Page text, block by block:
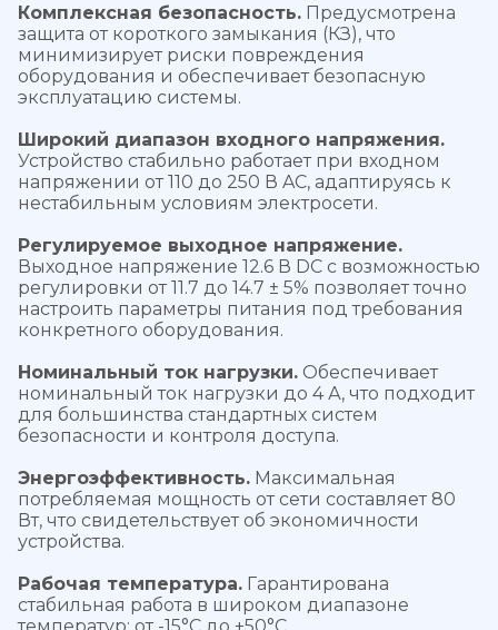
Комплексная безопасность. Предусмотрена
защита от короткого замыкания (КЗ), что
минимизирует риски повреждения
оборудования и обеспечивает безопасную
эксплуатацию системы.
Широкий диапазон входного напряжения.
Устройство стабильно работает при входном
напряжении от 110 до 250 В AC, адаптируясь к
нестабильным условиям электросети.
Регулируемое выходное напряжение.
Выходное напряжение 12.6 В DC с возможностью
регулировки от 11.7 до 14.7 ± 5% позволяет точно
настроить параметры питания под требования
конкретного оборудования.
Номинальный ток нагрузки. Обеспечивает
номинальный ток нагрузки до 4 А, что подходит
для большинства стандартных систем
безопасности и контроля доступа.
Энергоэффективность. Максимальная
потребляемая мощность от сети составляет 80
Вт, что свидетельствует об экономичности
устройства.
Рабочая температура. Гарантирована
стабильная работа в широком диапазоне